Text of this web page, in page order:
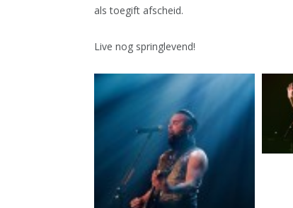
als toegift afscheid.
Live nog springlevend!